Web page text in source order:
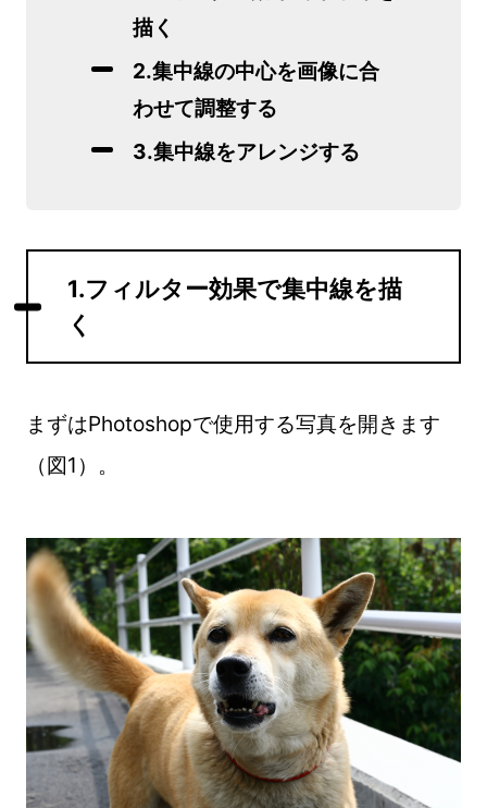
描く
2.集中線の中心を画像に合
わせて調整する
3.集中線をアレンジする
1.フィルター効果で集中線を描
く
まずはPhotoshopで使用する写真を開きます
（図1）。